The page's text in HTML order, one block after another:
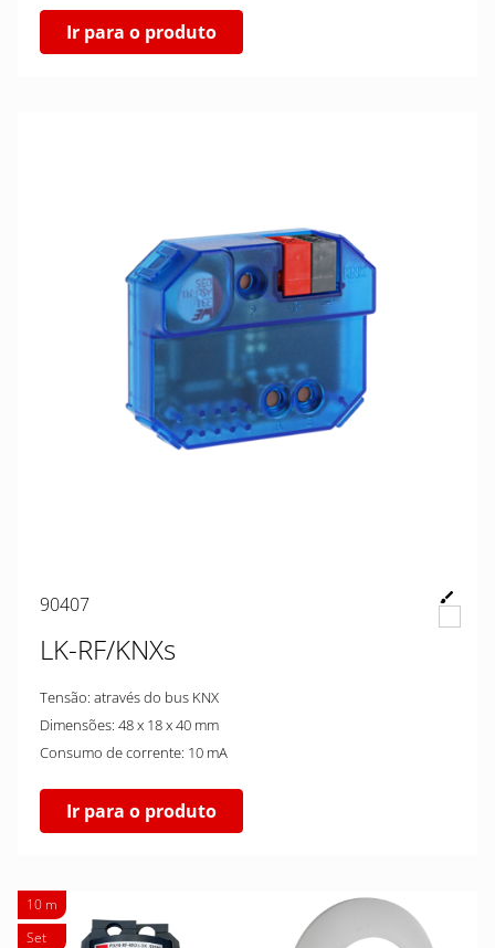
Ir para o produto
90407
LK-RF/KNXs
Tensão: através do bus KNX
Dimensões: 48 x 18 x 40 mm
Consumo de corrente: 10 mA
Ir para o produto
10 m
Set